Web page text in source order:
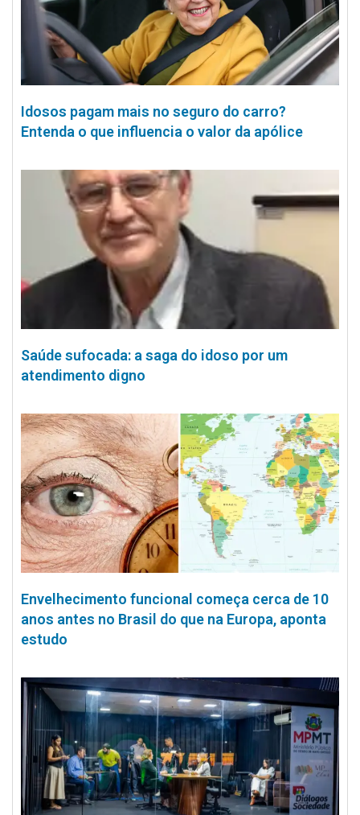
Idosos pagam mais no seguro do carro?
Entenda o que influencia o valor da apólice
Saúde sufocada: a saga do idoso por um
atendimento digno
Envelhecimento funcional começa cerca de 10
anos antes no Brasil do que na Europa, aponta
estudo